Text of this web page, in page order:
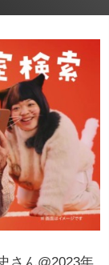
100万円以
さん@2023年